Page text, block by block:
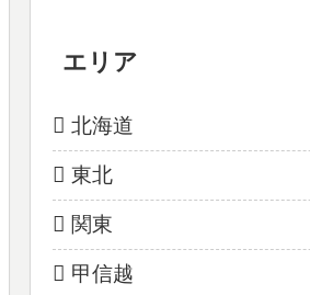
エリア
北海道
東北
関東
甲信越